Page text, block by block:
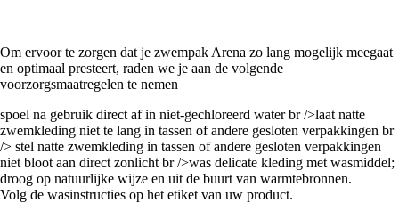
Om ervoor te zorgen dat je zwempak Arena zo lang mogelijk meegaat
en optimaal presteert, raden we je aan de volgende
voorzorgsmaatregelen te nemen
spoel na gebruik direct af in niet-gechloreerd water br />laat natte
zwemkleding niet te lang in tassen of andere gesloten verpakkingen br
/> stel natte zwemkleding in tassen of andere gesloten verpakkingen
niet bloot aan direct zonlicht br />was delicate kleding met wasmiddel;
droog op natuurlijke wijze en uit de buurt van warmtebronnen.
Volg de wasinstructies op het etiket van uw product.